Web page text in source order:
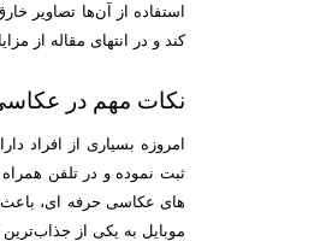
استفاده از آن‌ها تصاویر
کند و در انتهای مقاله از
نکات مهم در
امروزه بسیاری از افراد
ثبت نموده و در تلفن
های عکاسی حرفه ای، باعث
موبایل به یکی از